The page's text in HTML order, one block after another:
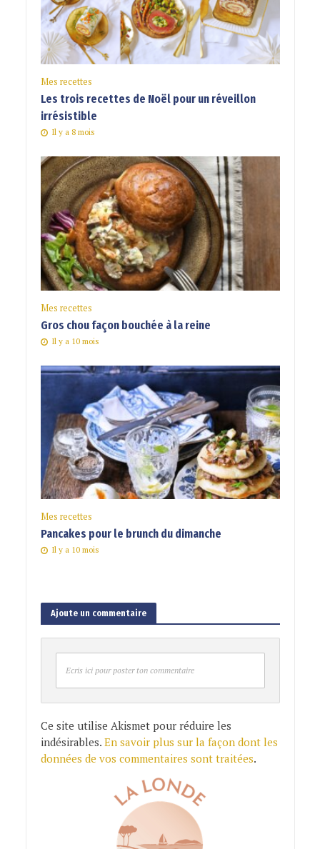
Mes recettes
Les trois recettes de Noël pour un réveillon
irrésistible
Il y a 8 mois
Mes recettes
Gros chou façon bouchée à la reine
Il y a 10 mois
Mes recettes
Pancakes pour le brunch du dimanche
Il y a 10 mois
Ajoute un commentaire
Ecris ici pour poster ton commentaire
Ce site utilise Akismet pour réduire les
indésirables. En savoir plus sur la façon dont les
données de vos commentaires sont traitées.